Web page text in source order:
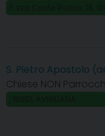
S. Pietro Apostolo
Chiese NON